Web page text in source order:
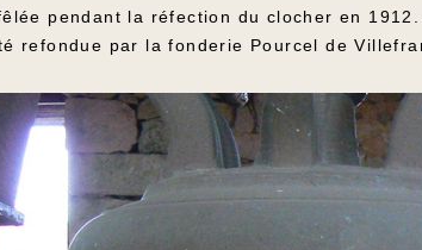
pendant la réfection du clocher en
refondue par la fonderie Pourcel de